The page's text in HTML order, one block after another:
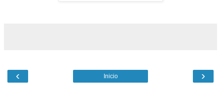
‹ ›
Inicio